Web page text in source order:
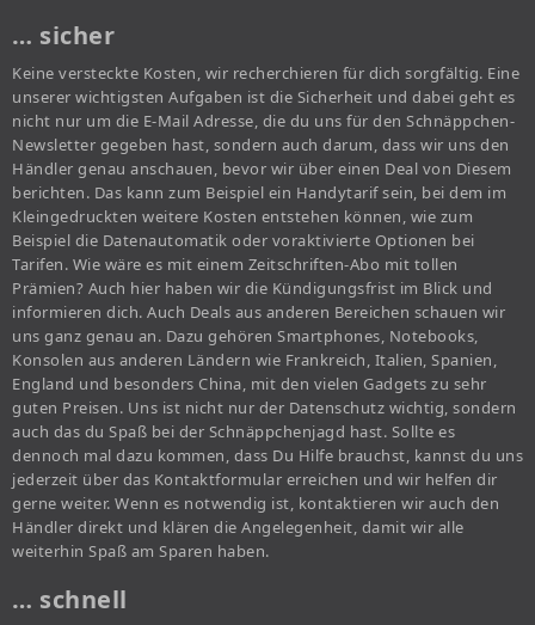
… sicher
Keine versteckte Kosten, wir recherchieren für dich sorgfältig. Eine
unserer wichtigsten Aufgaben ist die Sicherheit und dabei geht es
nicht nur um die E-Mail Adresse, die du uns für den Schnäppchen-
Newsletter gegeben hast, sondern auch darum, dass wir uns den
Händler genau anschauen, bevor wir über einen Deal von Diesem
berichten. Das kann zum Beispiel ein Handytarif sein, bei dem im
Kleingedruckten weitere Kosten entstehen können, wie zum
Beispiel die Datenautomatik oder voraktivierte Optionen bei
Tarifen. Wie wäre es mit einem Zeitschriften-Abo mit tollen
Prämien? Auch hier haben wir die Kündigungsfrist im Blick und
informieren dich. Auch Deals aus anderen Bereichen schauen wir
uns ganz genau an. Dazu gehören Smartphones, Notebooks,
Konsolen aus anderen Ländern wie Frankreich, Italien, Spanien,
England und besonders China, mit den vielen Gadgets zu sehr
guten Preisen. Uns ist nicht nur der Datenschutz wichtig, sondern
auch das du Spaß bei der Schnäppchenjagd hast. Sollte es
dennoch mal dazu kommen, dass Du Hilfe brauchst, kannst du uns
jederzeit über das Kontaktformular erreichen und wir helfen dir
gerne weiter. Wenn es notwendig ist, kontaktieren wir auch den
Händler direkt und klären die Angelegenheit, damit wir alle
weiterhin Spaß am Sparen haben.
… schnell